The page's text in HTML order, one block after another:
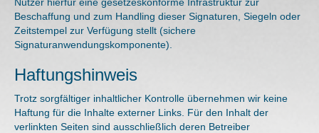
Beschaffung und zum Handling dieser Signaturen, Siegeln oder
Zeitstempel zur Verfügung stellt (sichere
Signaturanwendungskomponente).
Haftungshinweis
Trotz sorgfältiger inhaltlicher Kontrolle übernehmen wir keine
Haftung für die Inhalte externer Links. Für den Inhalt der
verlinkten Seiten sind ausschließlich deren Betreiber